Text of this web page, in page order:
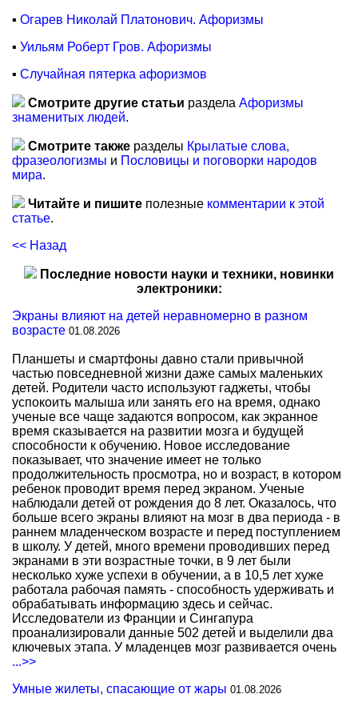
▪ Огарев Николай Платонович. Афоризмы
▪ Уильям Роберт Гров. Афоризмы
▪ Случайная пятерка афоризмов
Смотрите другие статьи раздела Афоризмы
знаменитых людей.
Смотрите также разделы Крылатые слова,
фразеологизмы и Пословицы и поговорки народов
мира.
Читайте и пишите полезные комментарии к этой
статье.
<< Назад
Последние новости науки и техники, новинки
электроники:
Экраны влияют на детей неравномерно в разном
возрасте 01.08.2026
Планшеты и смартфоны давно стали привычной
частью повседневной жизни даже самых маленьких
детей. Родители часто используют гаджеты, чтобы
успокоить малыша или занять его на время, однако
ученые все чаще задаются вопросом, как экранное
время сказывается на развитии мозга и будущей
способности к обучению. Новое исследование
показывает, что значение имеет не только
продолжительность просмотра, но и возраст, в котором
ребенок проводит время перед экраном. Ученые
наблюдали детей от рождения до 8 лет. Оказалось, что
больше всего экраны влияют на мозг в два периода - в
раннем младенческом возрасте и перед поступлением
в школу. У детей, много времени проводивших перед
экранами в эти возрастные точки, в 9 лет были
несколько хуже успехи в обучении, а в 10,5 лет хуже
работала рабочая память - способность удерживать и
обрабатывать информацию здесь и сейчас.
Исследователи из Франции и Сингапура
проанализировали данные 502 детей и выделили два
ключевых этапа. У младенцев мозг развивается очень
...>>
Умные жилеты, спасающие от жары 01.08.2026